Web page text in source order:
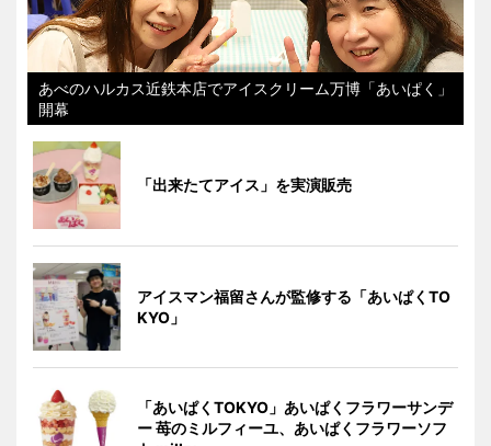
あべのハルカス近鉄本店でアイスクリーム万博「あいぱく」
開幕
「出来たてアイス」を実演販売
アイスマン福留さんが監修する「あいぱくTO
KYO」
「あいぱくTOKYO」あいぱくフラワーサンデ
ー 苺のミルフィーユ、あいぱくフラワーソフ